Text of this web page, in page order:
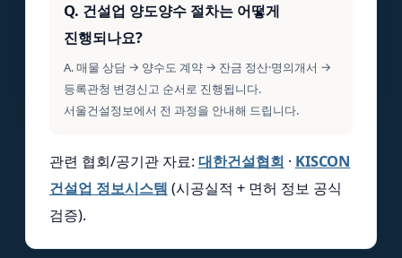
Q. 건설업 양도양수 절차는 어떻게
진행되나요?
A. 매물 상담 → 양수도 계약 → 잔금 정산·명의개서 →
등록관청 변경신고 순서로 진행됩니다.
서울건설정보에서 전 과정을 안내해 드립니다.
관련 협회/공기관 자료:대한건설협회 · KISCON
건설업 정보시스템 (시공실적 + 면허 정보 공식
검증).